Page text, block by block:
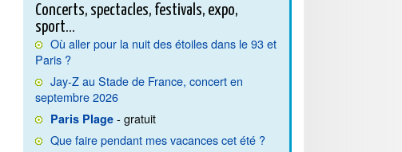
Concerts, spectacles, festivals, expo,
sport...
Où aller pour la nuit des étoiles dans le 93 et
Paris ?
Jay-Z au Stade de France, concert en
septembre 2026
Paris Plage - gratuit
Que faire pendant mes vacances cet été ?